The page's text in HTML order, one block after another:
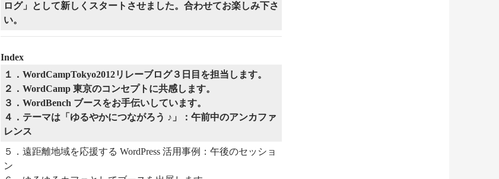
ログ」として新しくスタートさせました。合わせてお楽しみ下さ
い。
Index
１．WordCampTokyo2012リレーブログ３日目を担当します。
２．WordCamp 東京のコンセプトに共感します。
３．WordBench ブースをお手伝いしています。
４．テーマは「ゆるやかにつながろう ♪」：午前中のアンカファ
レンス
５．遠距離地域を応援する WordPress 活用事例：午後のセッショ
ン